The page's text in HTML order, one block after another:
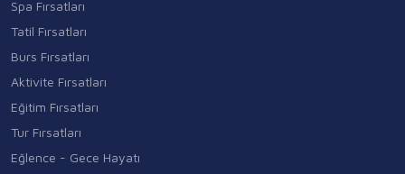
Spa Fırsatları
Tatil Fırsatları
Burs Fırsatları
Aktivite Fırsatları
Eğitim Fırsatları
Tur Fırsatları
Eğlence - Gece Hayatı